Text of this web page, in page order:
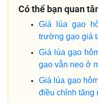
Có thể bạn quan
Giá lúa gạo
trường gạo giá
Giá lúa gạo
gạo vẫn neo ở
Giá lúa gạo
điều chỉnh tăng